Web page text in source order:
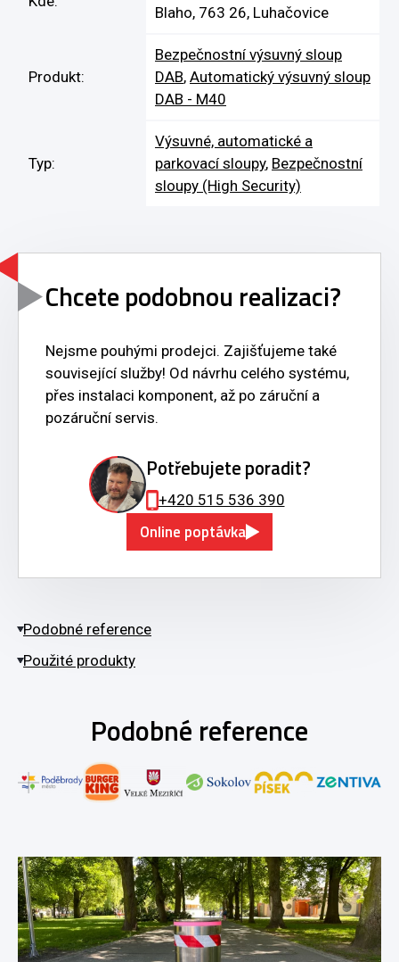
Blaho, 763 26, Luhačovice
Produkt:
Bezpečnostní výsuvný sloup
DAB, Automatický výsuvný sloup
DAB - M40
Typ:
Výsuvné, automatické a
parkovací sloupy, Bezpečnostní
sloupy (High Security)
Chcete podobnou realizaci?
Nejsme pouhými prodejci. Zajišťujeme také
související služby! Od návrhu celého systému,
přes instalaci komponent, až po záruční a
pozáruční servis.
Potřebujete poradit?
+420 515 536 390
Online poptávka
Podobné reference
Použité produkty
Podobné reference